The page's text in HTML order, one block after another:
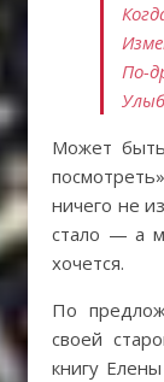
По-
Может быть, оно и так. Хотя это больше «как
ничего не
стало — а
хочется.
По
своей
книгу